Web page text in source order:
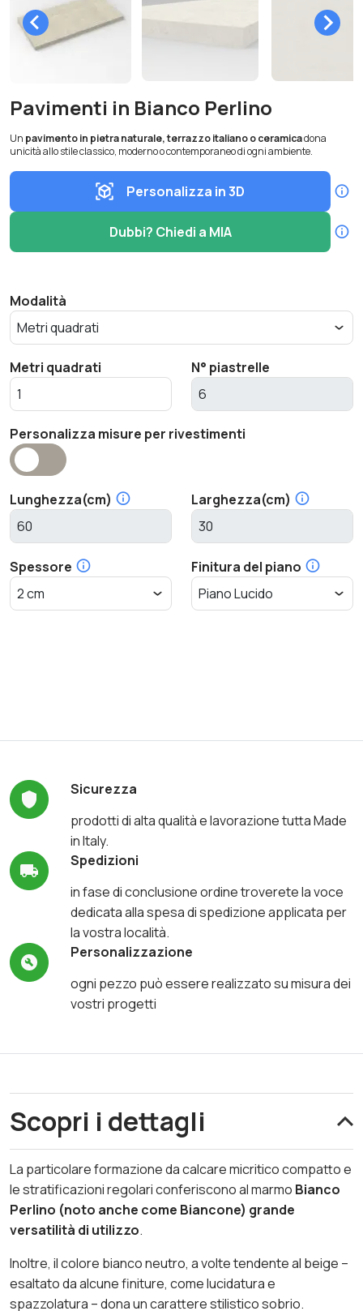
Pavimenti in Bianco Perlino
Un pavimento in pietra naturale, terrazzo italiano o ceramicadona
unicità allo stile classico, moderno o contemporaneo di ogni ambiente.
Personalizza in 3D
Dubbi? Chiedi a MIA
Modalità
Metri quadrati N° piastrelle
Personalizza misure per rivestimenti
Lunghezza(cm) Larghezza(cm)
Spessore Finitura del piano
Sicurezza
prodotti di alta qualità e lavorazione tutta Made
in Italy.
Spedizioni
in fase di conclusione ordine troverete la voce
dedicata alla spesa di spedizione applicata per
la vostra località.
Personalizzazione
ogni pezzo può essere realizzato su misura dei
vostri progetti
Scopri i dettagli
La particolare formazione da calcare micritico compatto e
le stratificazioni regolari conferiscono al marmo Bianco
Perlino (noto anche come Biancone) grande
versatilità di utilizzo.
Inoltre, il colore bianco neutro, a volte tendente al beige –
esaltato da alcune finiture, come lucidatura e
spazzolatura – dona un carattere stilistico sobrio.